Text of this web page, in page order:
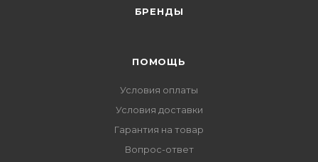
БРЕНДЫ
ПОМОЩЬ
Условия оплаты
Условия доставки
Гарантия на товар
Вопрос-ответ